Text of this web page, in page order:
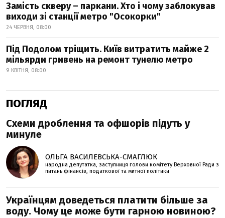
Замість скверу – паркани. Хто і чому заблокував
виходи зі станції метро "Осокорки"
24 ЧЕРВНЯ, 08:00
Під Подолом тріщить. Київ витратить майже 2
мільярди гривень на ремонт тунелю метро
9 КВІТНЯ, 08:00
ПОГЛЯД
Схеми дроблення та офшорів підуть у
минуле
ОЛЬГА ВАСИЛЕВСЬКА-СМАГЛЮК
народна депутатка, заступниця голови комітету Верховної Ради з
питань фінансів, податкової та митної політики
Українцям доведеться платити більше за
воду. Чому це може бути гарною новиною?